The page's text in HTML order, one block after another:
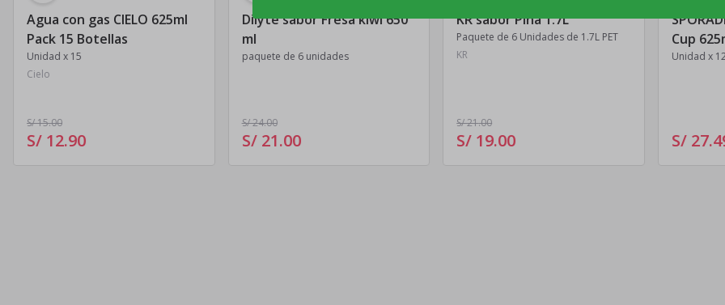
Agua con gas CIELO 625ml
Pack 15 Botellas
Unidad x 15
Cielo
S/ 15.00
S/ 12.90
Dilyte sabor Fresa kiwi 650
ml
paquete de 6 unidades
S/ 24.00
S/ 21.00
KR sabor Piña 1.7L
Paquete de 6 Unidades de 1.7L PET
KR
S/ 21.00
S/ 19.00
Cup
Unidad x
S/ 27.